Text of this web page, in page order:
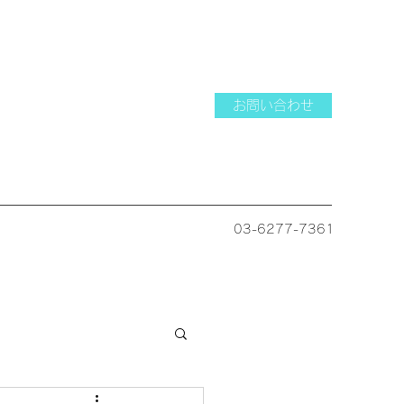
お問い合わせ
03-6277-7361